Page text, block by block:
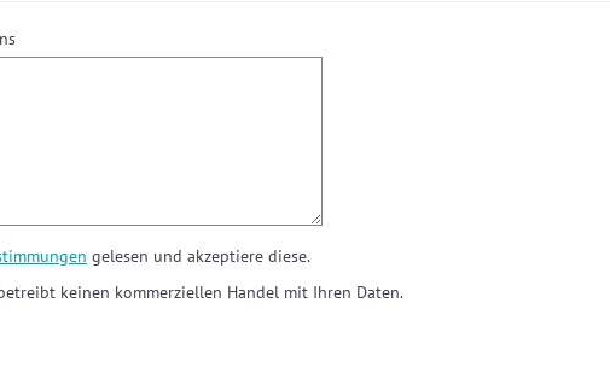
gelesen und akzeptiere diese.
keinen kommerziellen Handel mit Ihren Daten.